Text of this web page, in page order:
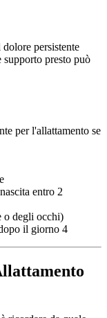
persistente
supporto presto può
per l'allattamento se
entro 2
o degli occhi)
il giorno 4